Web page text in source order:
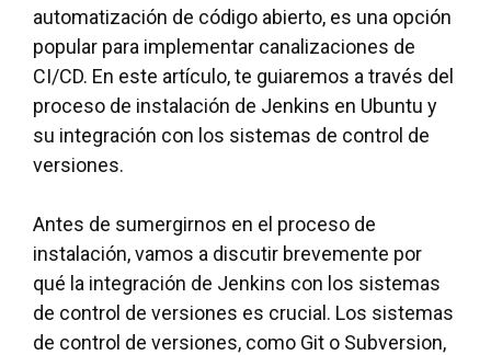
automatización de código abierto, es una opción
popular para implementar canalizaciones de
CI/CD. En este artículo, te guiaremos a través del
proceso de instalación de Jenkins en Ubuntu y
su integración con los sistemas de control de
versiones.
Antes de sumergirnos en el proceso de
instalación, vamos a discutir brevemente por
qué la integración de Jenkins con los sistemas
de control de versiones es crucial. Los sistemas
de control de versiones, como Git o Subversion,